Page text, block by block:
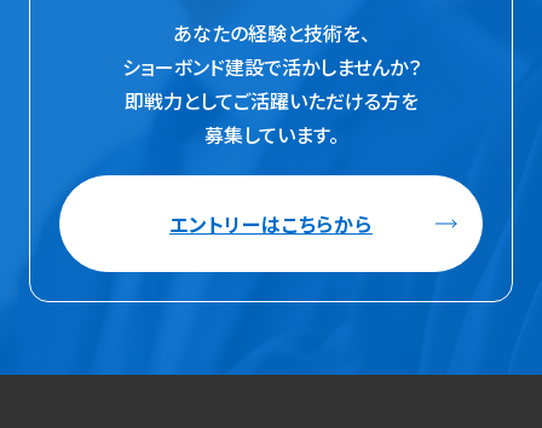
あなたの経験と技術を、
ショーボンド建設で活かしませんか？
即戦力としてご活躍いただける方を
募集しています。
エントリーはこちらから